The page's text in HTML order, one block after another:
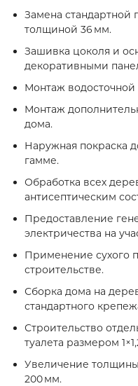
Замена стандартной
толщиной 36 мм.
Зашивка цоколя и
декоративными
Монтаж
Монтаж
дома.
Наружная покраска
гамме.
Обработка всех
антисептическим
Предоставление
электричества на
Применение сухого
строительстве.
Сборка дома на
стандартного
Строительство
туалета размером
Увеличение
200 мм.